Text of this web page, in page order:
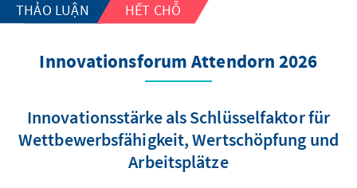
THẢO LUẬN HẾT CHỖ
Innovationsforum Attendorn 2026
Innovationsstärke als Schlüsselfaktor für
Wettbewerbsfähigkeit, Wertschöpfung und
Arbeitsplätze